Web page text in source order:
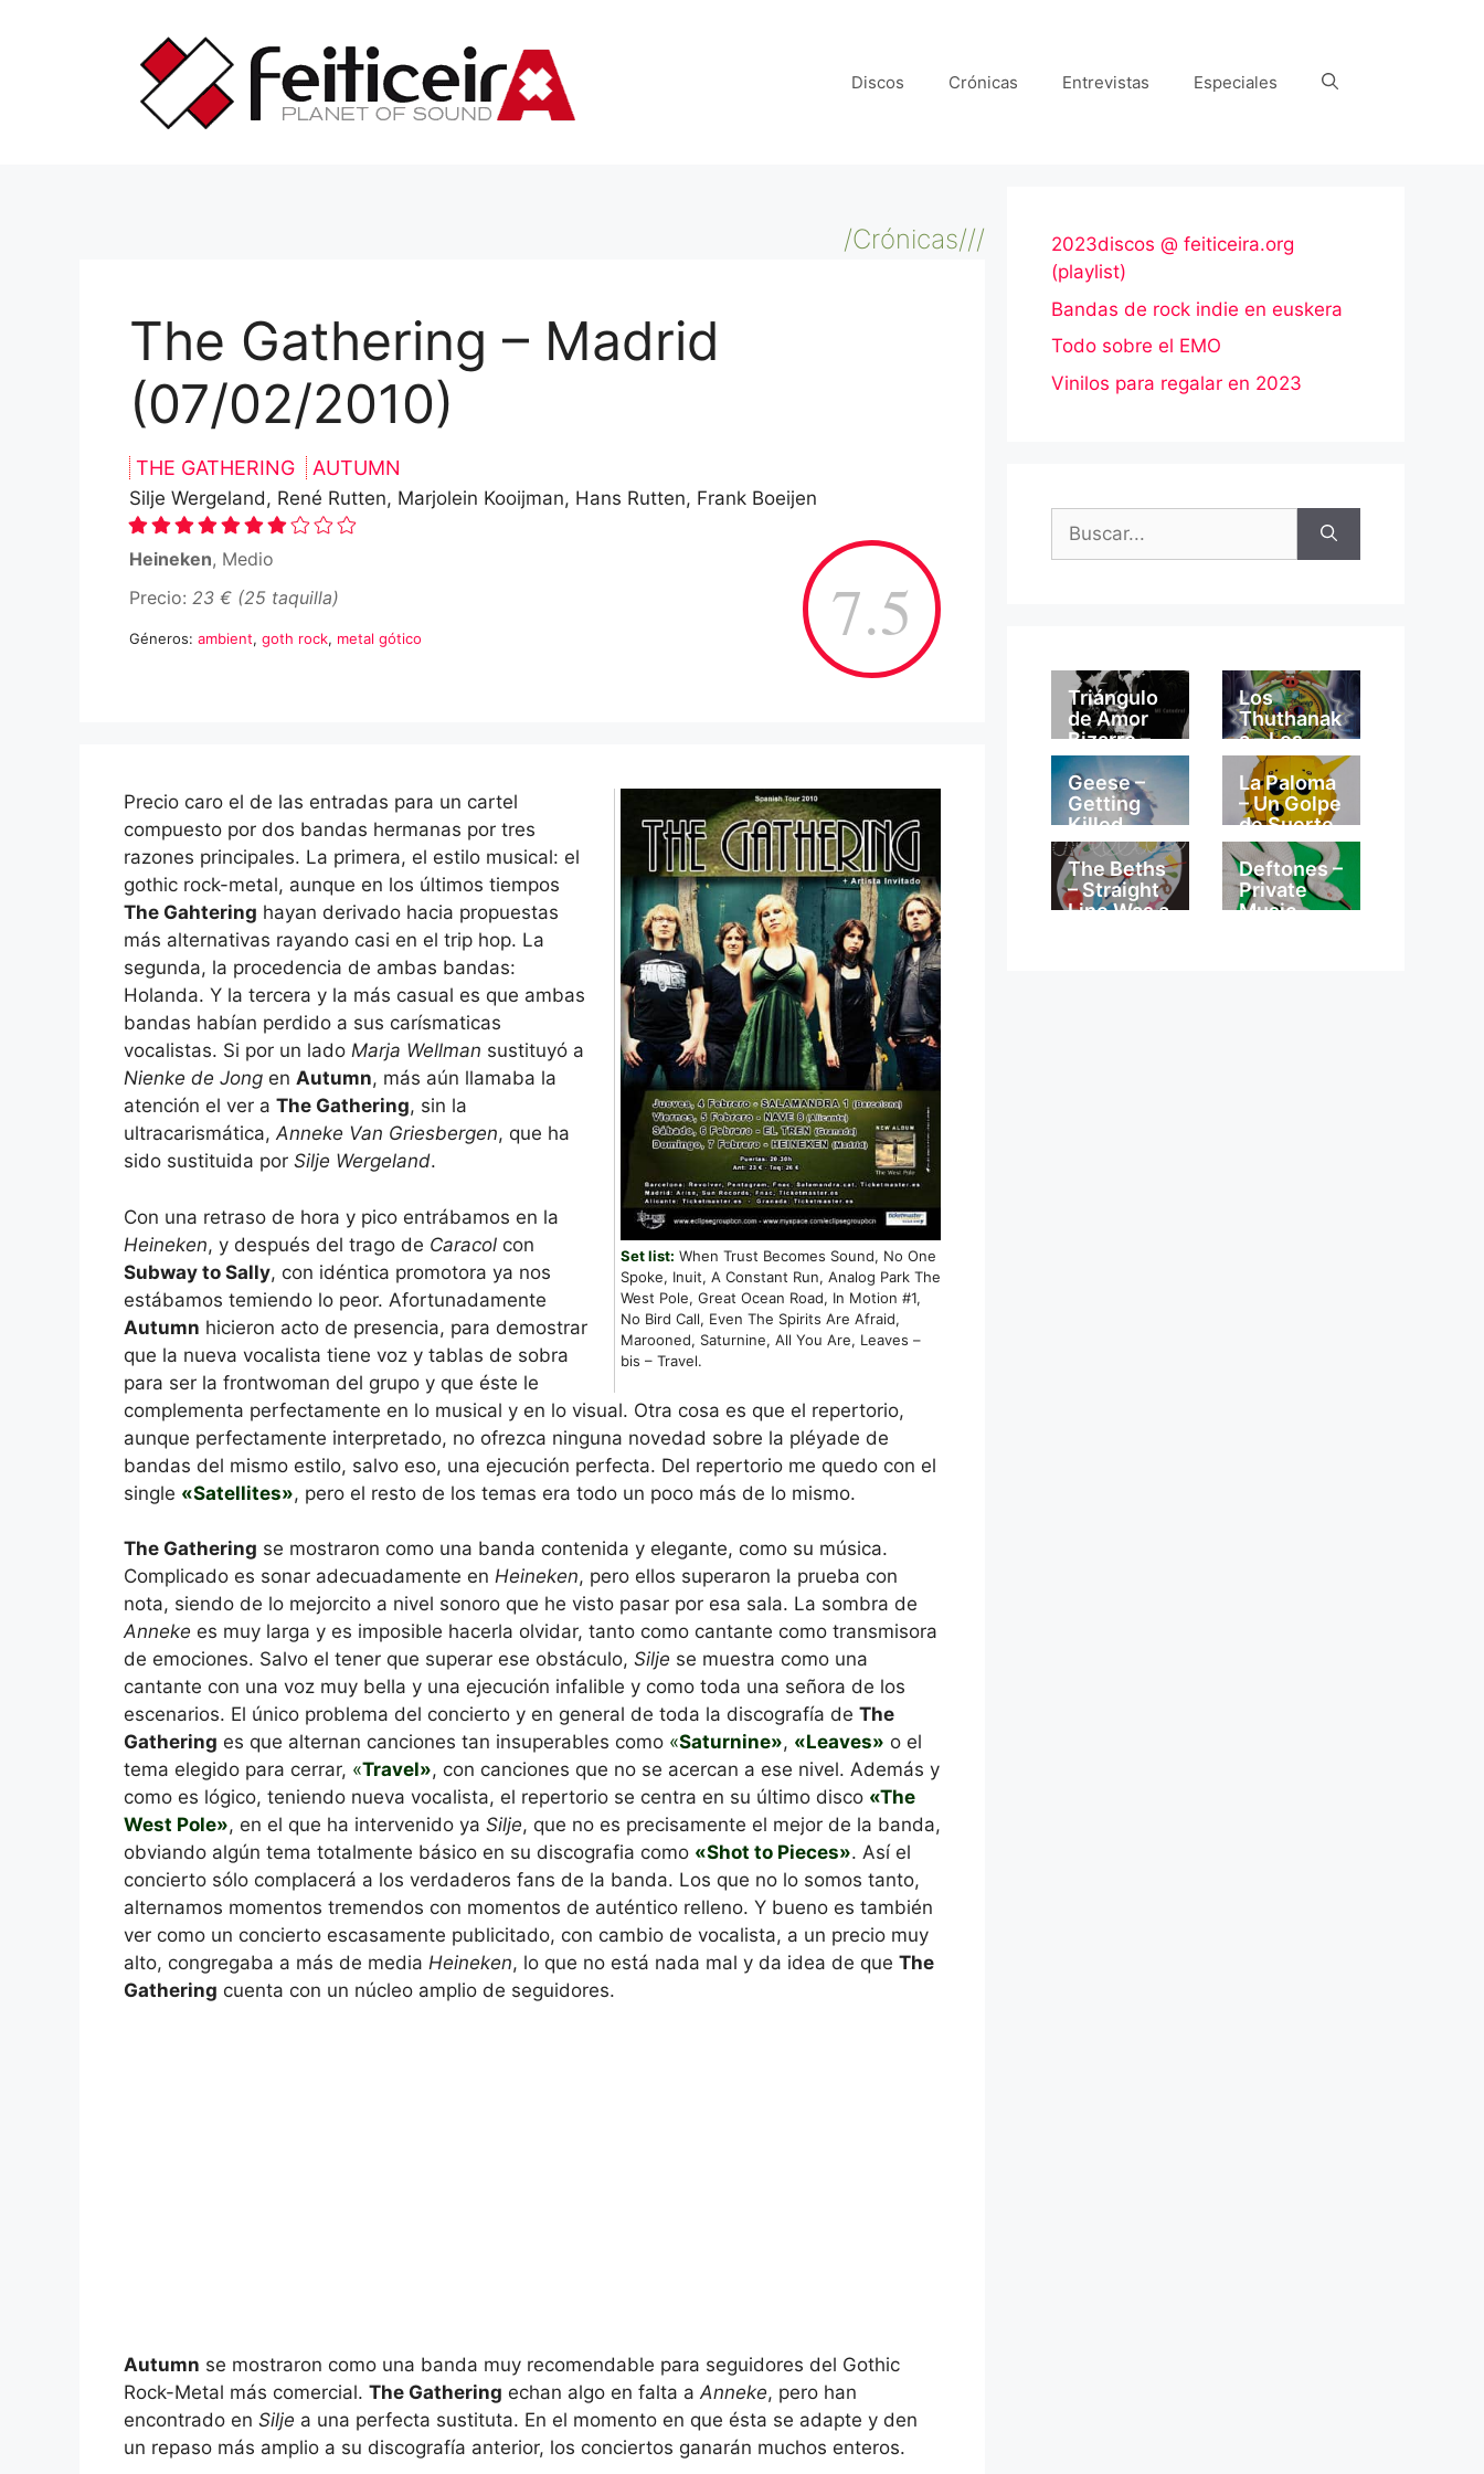
Discos Crónicas Entrevistas Especiales
/Crónicas///
The Gathering – Madrid
(07/02/2010)
THE GATHERING AUTUMN
Silje Wergeland, René Rutten, Marjolein Kooijman, Hans Rutten, Frank Boeijen
7.5
Heineken, Medio
Precio: 23 € (25 taquilla)
Géneros: ambient, goth rock, metal gótico
Set list: When Trust Becomes Sound, No One
Spoke, Inuit, A Constant Run, Analog Park The
West Pole, Great Ocean Road, In Motion #1,
No Bird Call, Even The Spirits Are Afraid,
Marooned, Saturnine, All You Are, Leaves –
bis – Travel.
Precio caro el de las entradas para un cartel
compuesto por dos bandas hermanas por tres
razones principales. La primera, el estilo musical: el
gothic rock-metal, aunque en los últimos tiempos
The Gahtering hayan derivado hacia propuestas
más alternativas rayando casi en el trip hop. La
segunda, la procedencia de ambas bandas:
Holanda. Y la tercera y la más casual es que ambas
bandas habían perdido a sus carísmaticas
vocalistas. Si por un lado Marja Wellman sustituyó a
Nienke de Jong en Autumn, más aún llamaba la
atención el ver a The Gathering, sin la
ultracarismática,Anneke Van Griesbergen, que ha
sido sustituida por Silje Wergeland.
Con una retraso de hora y pico entrábamos en la
Heineken, y después del trago de Caracol con
Subway to Sally, con idéntica promotora ya nos
estábamos temiendo lo peor. Afortunadamente
Autumn hicieron acto de presencia, para demostrar
que la nueva vocalista tiene voz y tablas de sobra
para ser la frontwoman del grupo y que éste le
complementa perfectamente en lo musical y en lo visual. Otra cosa es que el repertorio,
aunque perfectamente interpretado, no ofrezca ninguna novedad sobre la pléyade de
bandas del mismo estilo, salvo eso, una ejecución perfecta. Del repertorio me quedo con el
single «Satellites», pero el resto de los temas era todo un poco más de lo mismo.
The Gathering se mostraron como una banda contenida y elegante, como su música.
Complicado es sonar adecuadamente en Heineken, pero ellos superaron la prueba con
nota, siendo de lo mejorcito a nivel sonoro que he visto pasar por esa sala. La sombra de
Anneke es muy larga y es imposible hacerla olvidar, tanto como cantante como transmisora
de emociones. Salvo el tener que superar ese obstáculo, Silje se muestra como una
cantante con una voz muy bella y una ejecución infalible y como toda una señora de los
escenarios. El único problema del concierto y en general de toda la discografía de The
Gathering es que alternan canciones tan insuperables como «Saturnine», «Leaves» o el
tema elegido para cerrar, «Travel», con canciones que no se acercan a ese nivel. Además y
como es lógico, teniendo nueva vocalista, el repertorio se centra en su último disco «The
West Pole», en el que ha intervenido ya Silje, que no es precisamente el mejor de la banda,
obviando algún tema totalmente básico en su discografia como «Shot to Pieces». Así el
concierto sólo complacerá a los verdaderos fans de la banda. Los que no lo somos tanto,
alternamos momentos tremendos con momentos de auténtico relleno. Y bueno es también
ver como un concierto escasamente publicitado, con cambio de vocalista, a un precio muy
alto, congregaba a más de media Heineken, lo que no está nada mal y da idea de que The
Gathering cuenta con un núcleo amplio de seguidores.
Autumn se mostraron como una banda muy recomendable para seguidores del Gothic
Rock-Metal más comercial. The Gathering echan algo en falta a Anneke, pero han
encontrado en Silje a una perfecta sustituta. En el momento en que ésta se adapte y den
un repaso más amplio a su discografía anterior, los conciertos ganarán muchos enteros.
2023discos @ feiticeira.org
(playlist)
Bandas de rock indie en euskera
Todo sobre el EMO
Vinilos para regalar en 2023
Triángulo
de Amor
Bizarro –
Mi
Catedral
Los
Thuthanak
a – Los
Thuthanak
a
Geese –
Getting
Killed
La Paloma
– Un Golpe
de Suerte
The Beths
– Straight
Line Was a
Deftones –
Private
Music